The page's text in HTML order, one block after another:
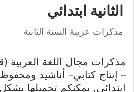
الثانية ابتدائي
مذكرات عربية السنة الثانية
مذكرات مجال اللغة
– إنتاج كتابي- أناشيد
ابتدائي, يمكنكم تحميلها